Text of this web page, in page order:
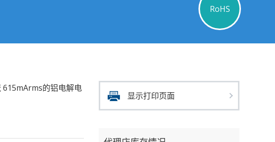
RoHS
615mArms的铝电解电
显示打印页面